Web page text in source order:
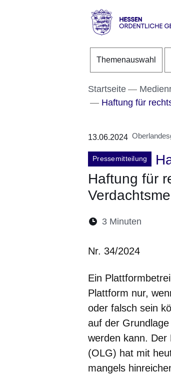
Direkt zum
Direkt zum
Direkt zum
Ordentliche
Themenauswahl
Startseite
Haftung für
13.06.2024
Pressemitteilung
Haftung für
Lesedauer:
3 Minuten
Nr. 34/2024
Ein
Plattform nur,
oder falsch sein
auf der
werden kann. Der
(OLG) hat mit
mangels